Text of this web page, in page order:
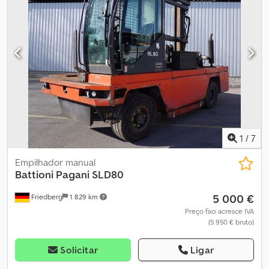
dianteiros - 1x farol de ré traseiro - Sistema de iluminação com luz
de posição e de circulação, luzes de freio e piscas - Alarme
sonoro ao engatar marcha à ré - Largura da mesa: 1550 mm
Csdpfx Aqozn A N Ujwoha - Acumulador de pressão - Espelhos
retrovisores externos - Coluna de direção com ajuste de altura -
Banco do condutor conforto (revestimento em tecido) - Pedal
único - Controle por joystick - Largura útil 1400 mm - Limitação da
altura de elevação a 3300 mm - LSP 0,7
1 / 7
Friedberg 1 829 km
Empilhador manual
Battioni Pagani SLD80
5 000 €
Preço fixo acresce IVA
(5 950 € bruto)
Solicitar Ligar